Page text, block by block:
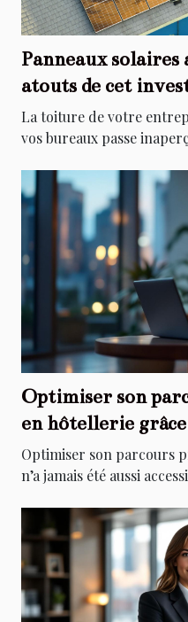
Panneaux solaires
atouts de cet
entreprises
La toiture de votre
vos bureaux passe
Optimiser son
en hôtellerie
ligne
Optimiser son parcours
n’a jamais été aussi